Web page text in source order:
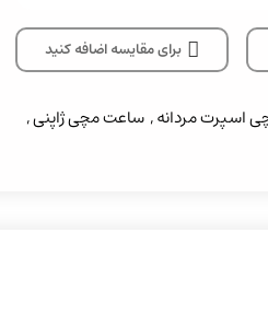
برای مقایسه اضافه کنید
اسپرت مردانه, ساعت مچی ژاپنی,